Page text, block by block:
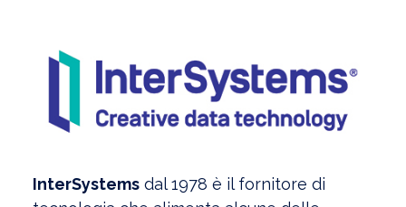
InterSystems dal 1978 è il fornitore di